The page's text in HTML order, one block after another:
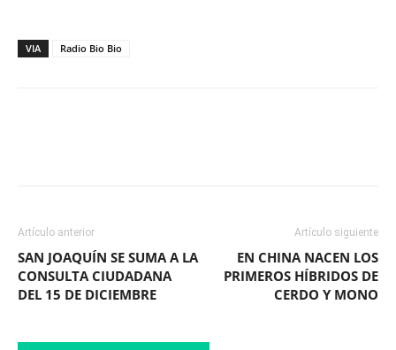
VIA Radio Bio Bio
Artículo anterior
SAN JOAQUÍN SE SUMA A LA
CONSULTA CIUDADANA
DEL 15 DE DICIEMBRE
Artículo siguiente
EN CHINA NACEN LOS
PRIMEROS HÍBRIDOS DE
CERDO Y MONO